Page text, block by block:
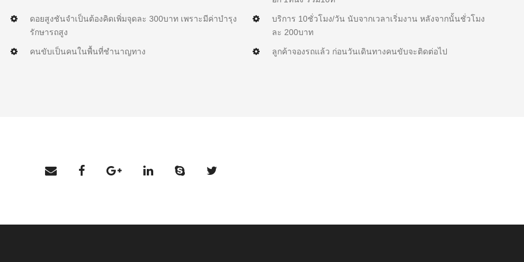
ดอยสูงชันจำเป็นต้องคิดเพิ่มจุดละ 300บาท เพราะมีค่าบำรุง
รักษารถสูง
บริการ 10ชั่วโมง/วัน นับจากเวลาเริ่มงาน หลังจากนั้นชั่วโมง
ละ 200บาท
คนขับเป็นคนในพื้นที่ชำนาญทาง ลูกค้าจองรถแล้ว ก่อนวันเดินทางคนขับจะติดต่อไป